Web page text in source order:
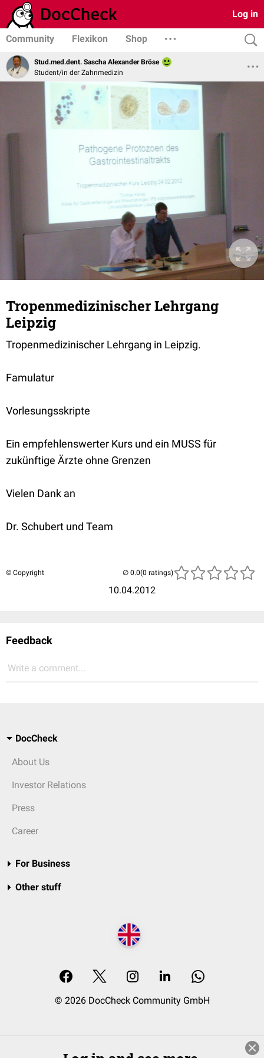
Log in
Community Flexikon Shop
Stud.med.dent. Sascha Alexander Bröse
Student/in der Zahnmedizin
Tropenmedizinischer Lehrgang
Leipzig
Tropenmedizinischer Lehrgang in Leipzig.
Famulatur
Vorlesungsskripte
Ein empfehlenswerter Kurs und ein MUSS für
zukünftige Ärzte ohne Grenzen
Vielen Dank an
Dr. Schubert und Team
© Copyright
10.04.2012
(0 ratings)
Feedback
Write a comment...
DocCheck
About Us
Investor Relations
Press
Career
For Business
Other stuff
© 2026 DocCheck Community GmbH